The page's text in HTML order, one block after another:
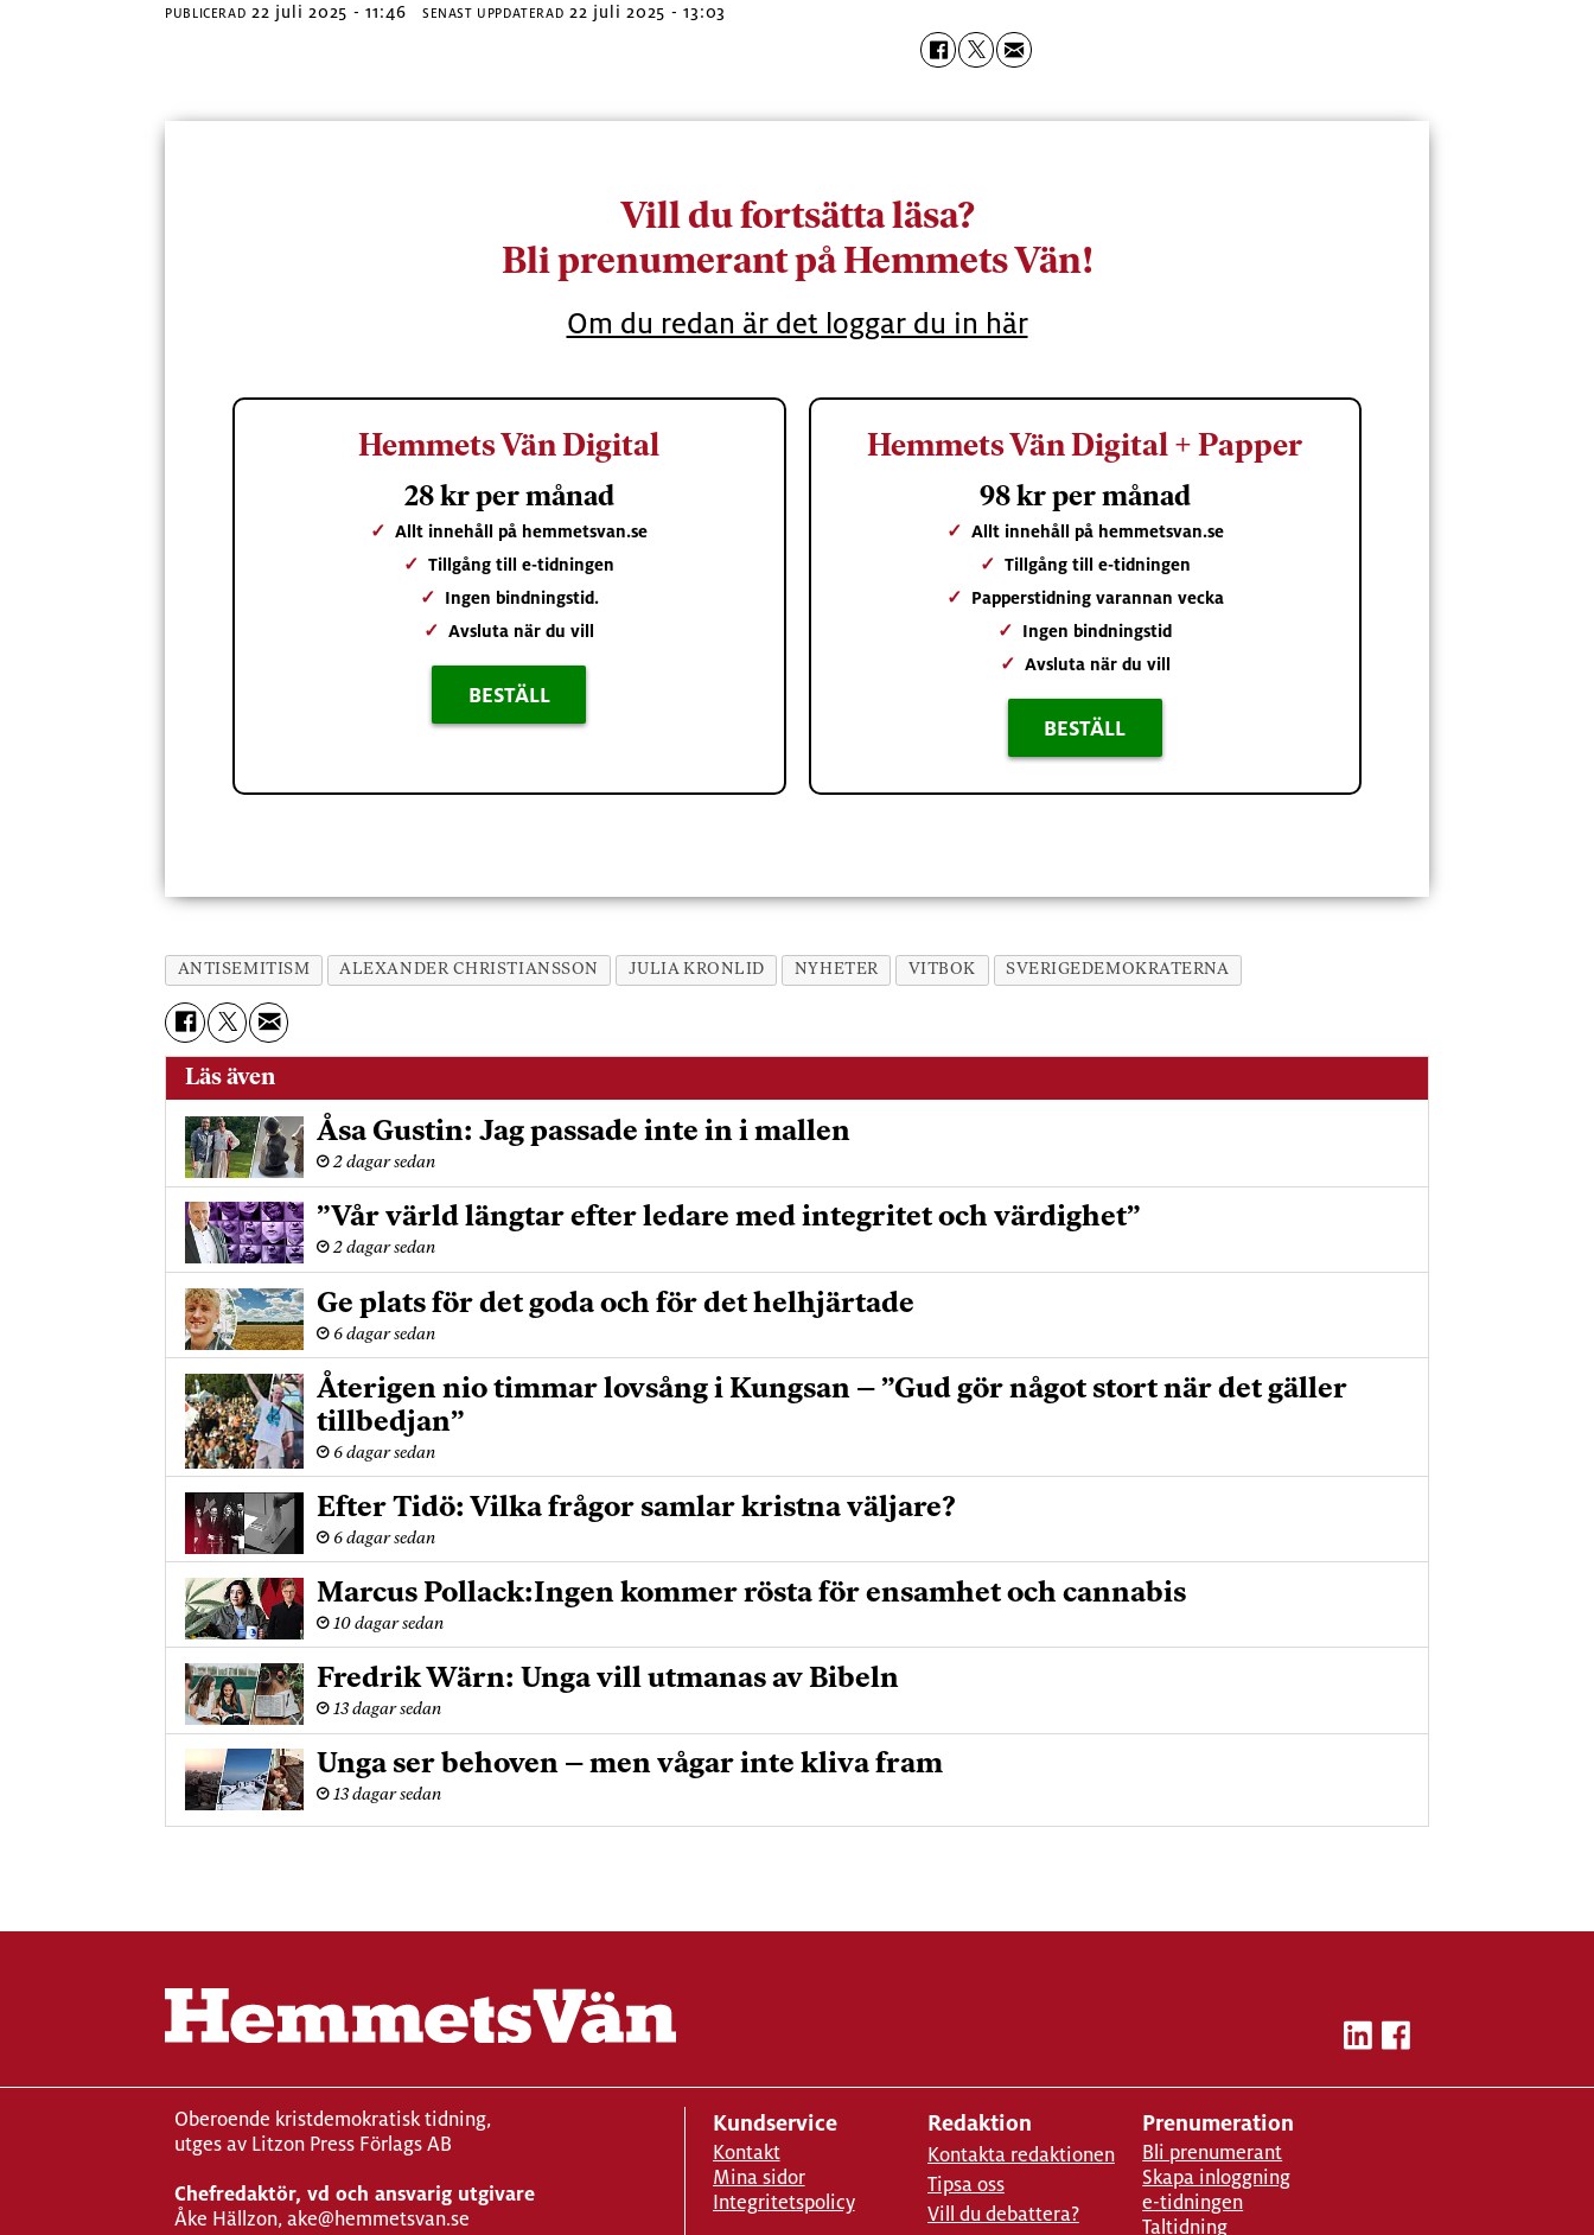
PUBLICERAD 22 juli 2025 - 11:46 SENAST UPPDATERAD 22 juli 2025 - 13:03
Vill du fortsätta läsa?
Bli prenumerant på Hemmets Vän!
Om du redan är det loggar du in här
Hemmets Vän Digital
28 kr per månad
✓ Allt innehåll på hemmetsvan.se
✓ Tillgång till e-tidningen
✓ Ingen bindningstid.
✓ Avsluta när du vill
BESTÄLL
Hemmets Vän Digital + Papper
98 kr per månad
✓ Allt innehåll på hemmetsvan.se
✓ Tillgång till e-tidningen
✓ Papperstidning varannan vecka
✓ Ingen bindningstid
✓ Avsluta när du vill
BESTÄLL
ANTISEMITISM ALEXANDER CHRISTIANSSON JULIA KRONLID NYHETER VITBOK SVERIGEDEMOKRATERNA
Läs även
Åsa Gustin: Jag passade inte in i mallen
2 dagar sedan
”Vår värld längtar efter ledare med integritet och värdighet”
2 dagar sedan
Ge plats för det goda och för det helhjärtade
6 dagar sedan
Återigen nio timmar lovsång i Kungsan – ”Gud gör något stort när det gäller
tillbedjan”
6 dagar sedan
Efter Tidö: Vilka frågor samlar kristna väljare?
6 dagar sedan
Marcus Pollack:Ingen kommer rösta för ensamhet och cannabis
10 dagar sedan
Fredrik Wärn: Unga vill utmanas av Bibeln
13 dagar sedan
Unga ser behoven – men vågar inte kliva fram
13 dagar sedan
Oberoende kristdemokratisk tidning,
utges av Litzon Press Förlags AB
Chefredaktör, vd och ansvarig utgivare
Åke Hällzon, ake@hemmetsvan.se
Kundservice
Kontakt
Mina sidor
Integritetspolicy
Redaktion
Kontakta redaktionen
Tipsa oss
Vill du debattera?
Prenumeration
Bli prenumerant
Skapa inloggning
e-tidningen
Taltidning